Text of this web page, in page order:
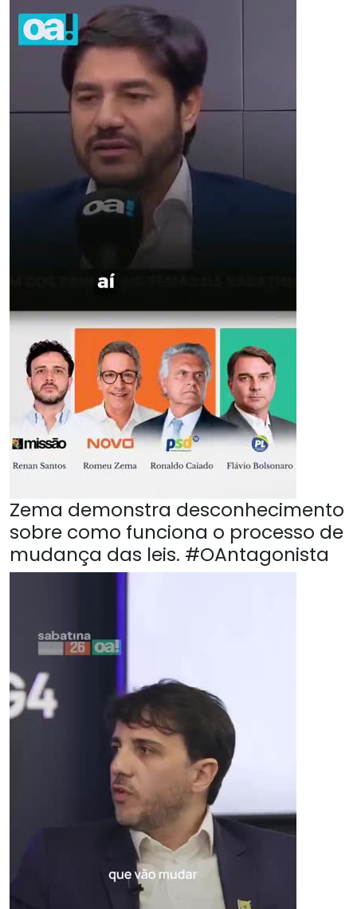
Zema demonstra desconhecimento
sobre como funciona o processo de
mudança das leis. #OAntagonista